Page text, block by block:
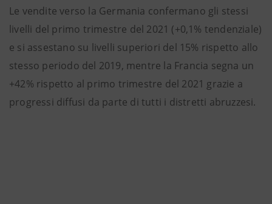
Le vendite verso la Germania confermano gli stessi
livelli del primo trimestre del 2021 (+0,1% tendenziale)
e si assestano su livelli superiori del 15% rispetto allo
stesso periodo del 2019, mentre la Francia segna un
+42% rispetto al primo trimestre del 2021 grazie a
progressi diffusi da parte di tutti i distretti abruzzesi.